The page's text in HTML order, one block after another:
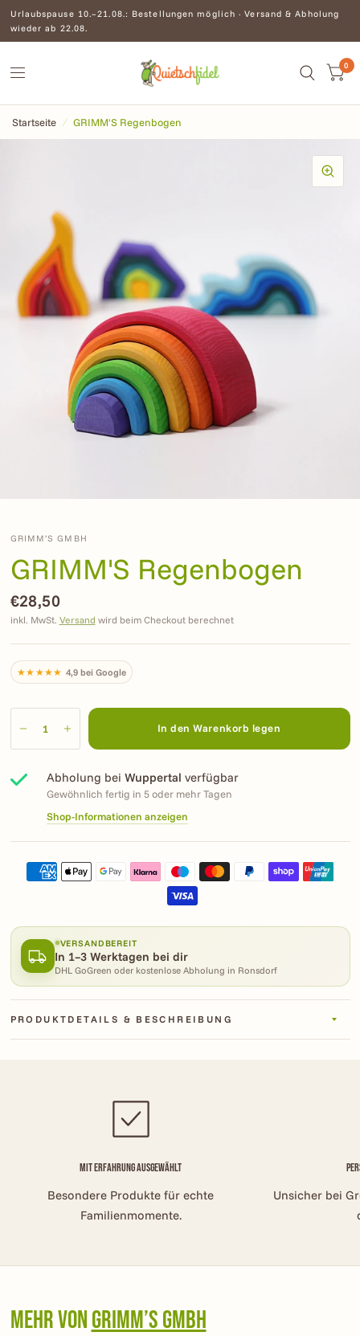
Urlaubspause 10.–21.08.: Bestellungen möglich · Versand & Abholung
wieder ab 22.08.
0
Startseite / GRIMM'S Regenbogen
GRIMM’S GMBH
GRIMM'S Regenbogen
€28,50
inkl. MwSt. Versand wird beim Checkout berechnet
★★★★★ 4,9 bei Google
In den Warenkorb legen
Abholung bei Wuppertal verfügbar
Gewöhnlich fertig in 5 oder mehr Tagen
Shop-Informationen anzeigen
VERSANDBEREIT
In 1–3 Werktagen bei dir
DHL GoGreen oder kostenlose Abholung in Ronsdorf
PRODUKTDETAILS & BESCHREIBUNG
Mit Erfahrung ausgewählt
Besondere Produkte für echte
Familienmomente.
Unsicher bei
Mehr vonGRIMM’S GmbH